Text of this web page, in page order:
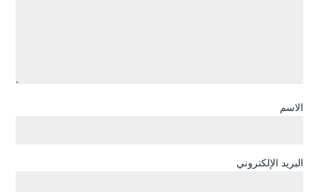
الاسم
البريد الإلكتروني